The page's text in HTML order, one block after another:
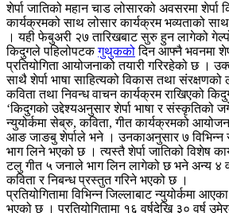
शेर्पा जातिको महान चाड लोसारको अवसरमा शेर्पा
कार्यक्रमको साथ लोसार कार्यक्रम भव्यताको
। यही फेबुअरी २७ तारिखबाट सुरु हुन लागेको
किदुगले पहिलोपटकगुथुककोदिन आफ्नै भवनमा
प्रतियोगिता आयोजनाको तयारी गरिरहेको छ ।
साथै शेर्पा भाषा साहित्यको विकास तथा संरक्षणको
कविता तथा निवन्ध वाचन कार्यक्रम राखिएको
‘किदुगको उद्देश्यअनुसार शेर्पा भाषा र संस्कृतिको
न्युयोर्कमा सेब्रु, कविता, गीत कार्यक्रमको
आङ जाङबु शेर्पाले भने । उनकाअनुसार ७ विभिन्न
भाग लिने भएको छ । त्यस्तै शेर्पा जातिको विशेष
टलु गीत ५ जनाले भाग लिन लागेको छ भने अन्य ४
कविता र निबन्ध प्रस्तुत गरिने भएको छ ।
प्रतियोगितामा विभिन्न जिल्लाबाट न्युयोर्कमा
भएको छ । प्रतियोगितामा १६ वर्षदेखि ३० वर्ष